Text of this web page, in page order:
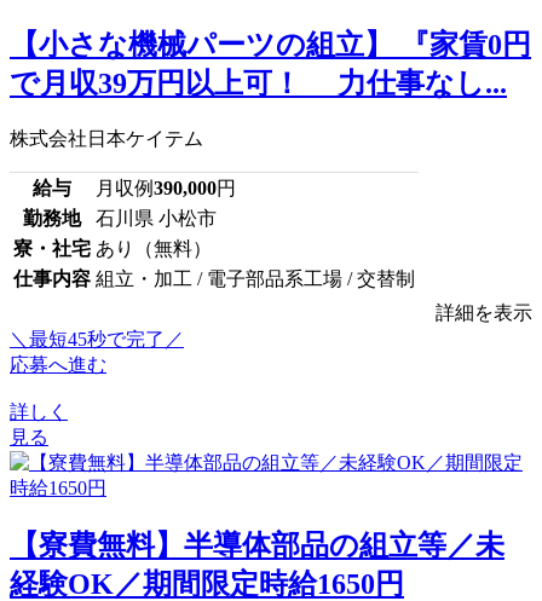
【小さな機械パーツの組立】 『家賃0円
で月収39万円以上可！ 力仕事なし...
株式会社日本ケイテム
給与 月収例390,000円
勤務地
石川県 小松市
寮・社宅 あり（無料）
仕事内容 組立・加工 / 電子部品系工場 / 交替制
詳細を表示
＼最短45秒で完了／
応募へ進む
詳しく
見る
【寮費無料】半導体部品の組立等／未
経験OK／期間限定時給1650円